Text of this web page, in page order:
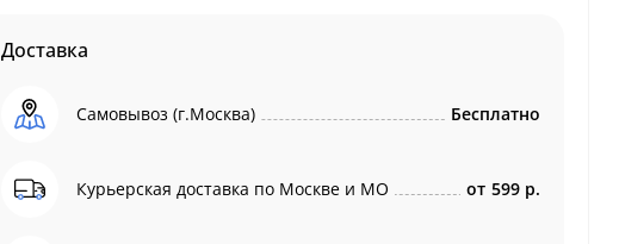
Доставка
Самовывоз (г.Москва) Бесплатно
Курьерская доставка по Москве и МО от 599 р.